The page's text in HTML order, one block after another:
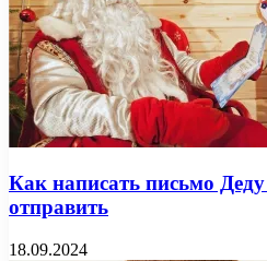
Как написать письмо
отправить
18.09.2024